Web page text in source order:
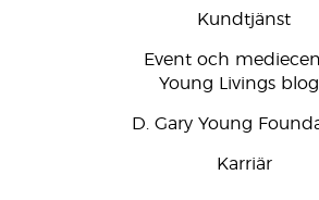
Kundtjänst
Event och
Young Livings
D. Gary Young
Karriär